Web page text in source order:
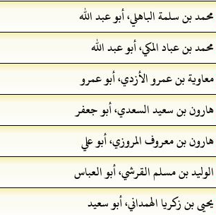
محمد بن سلمة الباهلي، أبو عبد الله
محمد بن عباد المكي، أبو عبد الله
معاوية بن عمرو الأزدي، أبو عمرو
هارون بن سعيد السعدي، أبو جعفر
هارون بن معروف المروزي، أبو علي
الوليد بن مسلم القرشي، أبو العباس
يحيى بن زكريا الهمداني، أبو سعيد